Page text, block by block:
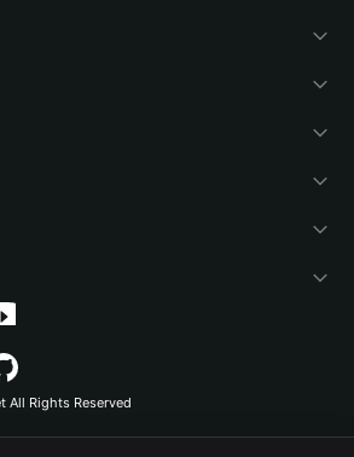
นด์
ว
ร
All Rights Reserved